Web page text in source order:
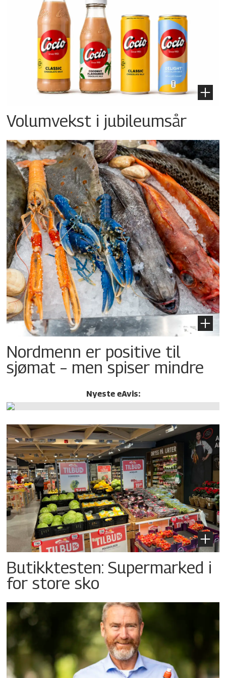
Volumvekst i jubileumsår
Nordmenn er positive til
sjømat – men spiser mindre
Nyeste eAvis:
Butikktesten: Supermarked i
for store sko